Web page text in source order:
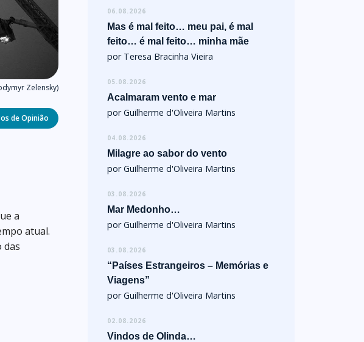
Zelensky)
de Opinião
a
atual.
das
06.08.2026
Mas é mal feito… meu pai, é mal
feito… é mal feito… minha mãe
por Teresa Bracinha Vieira
05.08.2026
Acalmaram vento e mar
por Guilherme d'Oliveira Martins
04.08.2026
Milagre ao sabor do vento
por Guilherme d'Oliveira Martins
03.08.2026
Mar Medonho…
por Guilherme d'Oliveira Martins
03.08.2026
“Países Estrangeiros – Memórias e
Viagens”
por Guilherme d'Oliveira Martins
02.08.2026
Vindos de Olinda…